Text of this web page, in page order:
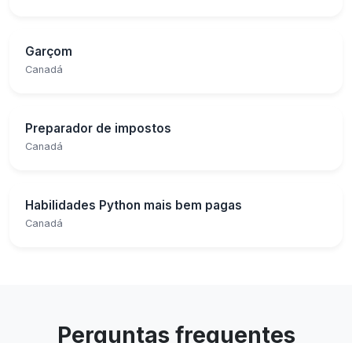
Garçom
Canadá
Preparador de impostos
Canadá
Habilidades Python mais bem pagas
Canadá
Perguntas frequentes